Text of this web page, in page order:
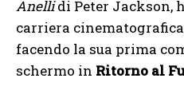
Anellidi Peter Jackson,
carriera
facendo la sua prima
schermo in Ritorno al